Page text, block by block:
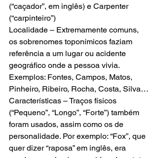
(“caçador”, em inglês) e Carpenter
(“carpinteiro”)
Localidade – Extremamente comuns,
os sobrenomes toponímicos faziam
referência a um lugar ou acidente
geográfico onde a pessoa vivia.
Exemplos: Fontes, Campos, Matos,
Pinheiro, Ribeiro, Rocha, Costa, Silva…
Características – Traços físicos
(“Pequeno”, “Longo”, “Forte”) também
foram usados, assim como os de
personalidade. Por exemplo: “Fox”, que
quer dizer “raposa” em inglês, era